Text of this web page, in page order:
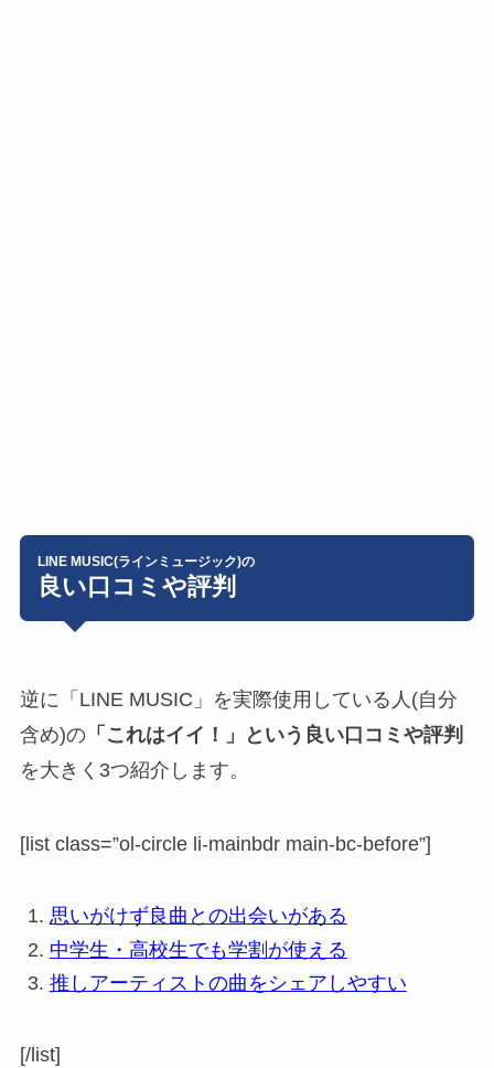
LINE MUSIC(ラインミュージック)の
良い口コミや評判
逆に「LINE MUSIC」を実際使用している人(自分
含め)の「これはイイ！」という良い口コミや評判
を大きく3つ紹介します。
[list class=”ol-circle li-mainbdr main-bc-before”]
思いがけず良曲との出会いがある
中学生・高校生でも学割が使える
推しアーティストの曲をシェアしやすい
[/list]